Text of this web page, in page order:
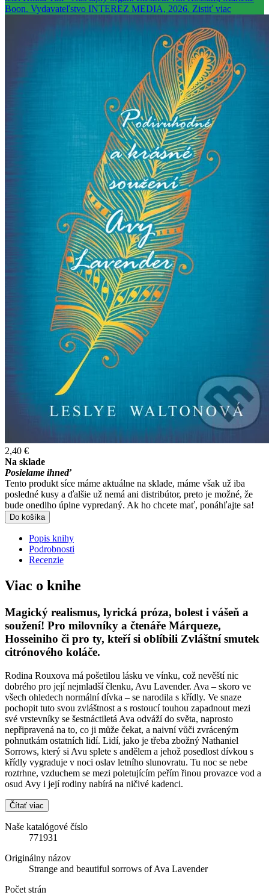
2,40 €
Na sklade
Posielame ihneď
Tento produkt síce máme aktuálne na sklade, máme však už iba
posledné kusy a ďalšie už nemá ani distribútor, preto je možné, že
bude onedlho úplne vypredaný. Ak ho chcete mať, ponáhľajte sa!
Do košíka
Popis knihy
Podrobnosti
Recenzie
Viac o knihe
Magický realismus, lyrická próza, bolest i vášeň a
soužení! Pro milovníky a čtenáře Márqueze,
Hosseiniho či pro ty, kteří si oblíbili Zvláštní smutek
citrónového koláče.
Rodina Rouxova má pošetilou lásku ve vínku, což nevěští nic
dobrého pro její nejmladší členku, Avu Lavender. Ava – skoro ve
všech ohledech normální dívka – se narodila s křídly. Ve snaze
pochopit tuto svou zvláštnost a s rostoucí touhou zapadnout mezi
své vrstevníky se šestnáctiletá Ava odváží do světa, naprosto
nepřipravená na to, co ji může čekat, a naivní vůči zvráceným
pohnutkám ostatních lidí. Lidí, jako je třeba zbožný Nathaniel
Sorrows, který si Avu splete s andělem a jehož posedlost dívkou s
křídly vygraduje v noci oslav letního slunovratu. Tu noc se nebe
roztrhne, vzduchem se mezi poletujícím peřím řinou provazce vod a
osud Avy i její rodiny nabírá na ničivé kadenci.
Čítať viac
Naše katalógové číslo
771931
Originálny názov
Strange and beautiful sorrows of Ava Lavender
Počet strán